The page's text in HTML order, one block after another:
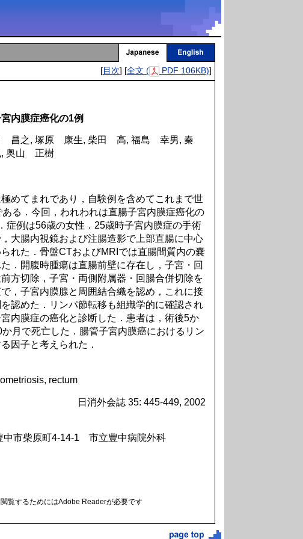
[目次] [全文 ( PDF 106KB)]
内膜症癌化の1例
昌之, 塚原 康生, 柴田 高, 福島 幸男, 秦
奥山 正樹
めてまれであり，自験例を含めてこれまで世
る．今回，われわれは直腸子宮内膜症癌化の
症例は56歳の女性．25歳時子宮内膜症の手術
大腸内視鏡および注腸造影で上部直腸に中心
れた．骨盤CTおよびMRIでは直腸間質内の嚢
．開腹時腫瘍は直腸前壁に存在し，子宮・回
方切除，子宮・両側附属器・回腸合併切除を
，子宮内膜腺と周囲結合織を認め，これに接
認めた．リンパ節転移も組織学的に確認され
内膜症の癌化と診断した．患者は，術後5か
月で死亡した．腸管子宮内膜癌におけるリン
因子と考えられた．
rectum
日消外会誌 35: 445-449, 2002
柴原町4-14-1 市立豊中病院外科
閲覧するためにはAdobe Readerが必要です